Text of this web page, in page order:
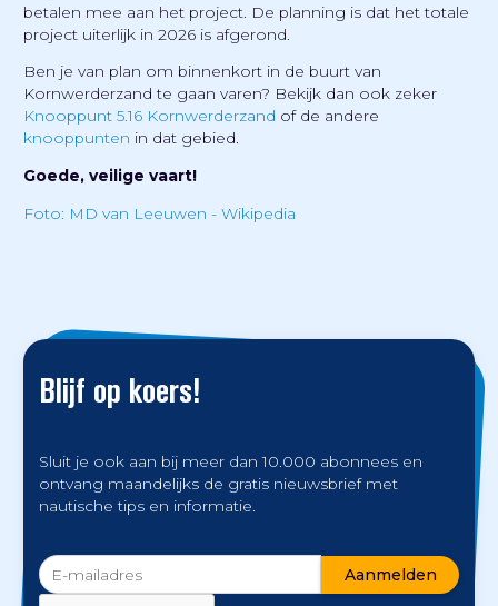
betalen mee aan het project. De planning is dat het totale
project uiterlijk in 2026 is afgerond.
Ben je van plan om binnenkort in de buurt van
Kornwerderzand te gaan varen? Bekijk dan ook zeker
Knooppunt 5.16 Kornwerderzand of de andere
knooppunten in dat gebied.
Goede, veilige vaart!
Foto: MD van Leeuwen - Wikipedia
Blijf op koers!
Sluit je ook aan bij meer dan 10.000 abonnees en
ontvang maandelijks de gratis nieuwsbrief met
nautische tips en informatie.